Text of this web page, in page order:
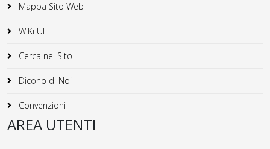
Mappa Sito Web
WiKi ULI
Cerca nel Sito
Dicono di Noi
Convenzioni
AREA UTENTI